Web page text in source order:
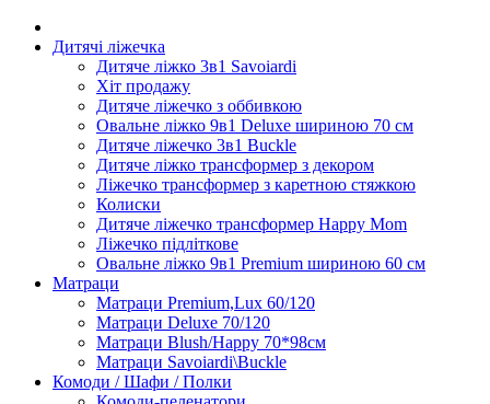
Дитячі ліжечка
Дитяче ліжко 3в1 Savoiardi
Хіт продажу
Дитяче ліжечко з оббивкою
Овальне ліжко 9в1 Deluxe шириною 70 см
Дитяче ліжечко 3в1 Buckle
Дитяче ліжко трансформер з декором
Ліжечко трансформер з каретною стяжкою
Колиски
Дитяче ліжечко трансформер Happy Mom
Ліжечко підліткове
Овальне ліжко 9в1 Premium шириною 60 см
Матраци
Матраци Premium,Lux 60/120
Матраци Deluxe 70/120
Матраци Blush/Happy 70*98см
Матраци Savoiardi\Buckle
Комоди / Шафи / Полки